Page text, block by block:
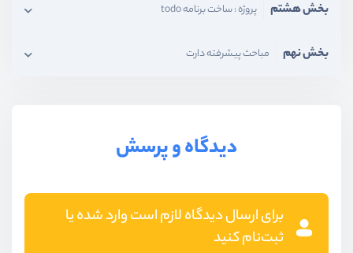
بخش هشتم پروژه : ساخت برنامه todo
بخش نهم مباحث پیشرفته دارت
دیدگاه و پرسش
برای ارسال دیدگاه لازم است وارد شده یا
ثبت‌نام کنید